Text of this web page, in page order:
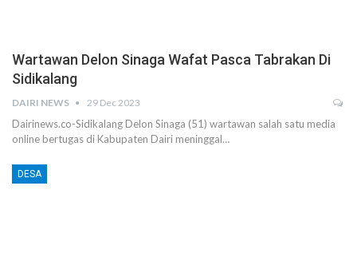
Wartawan Delon Sinaga Wafat Pasca Tabrakan Di
Sidikalang
DAIRI NEWS 29 Dec 2023
Dairinews.co-Sidikalang Delon Sinaga (51) wartawan salah satu media
online bertugas di Kabupaten Dairi meninggal…
DESA